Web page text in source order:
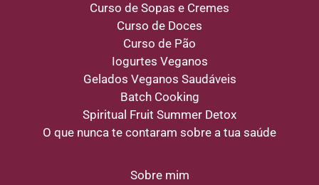
Curso de Sopas e Cremes
Curso de Doces
Curso de Pão
Iogurtes Veganos
Gelados Veganos Saudáveis
Batch Cooking
Spiritual Fruit Summer Detox
O que nunca te contaram sobre a tua saúde
Sobre mim